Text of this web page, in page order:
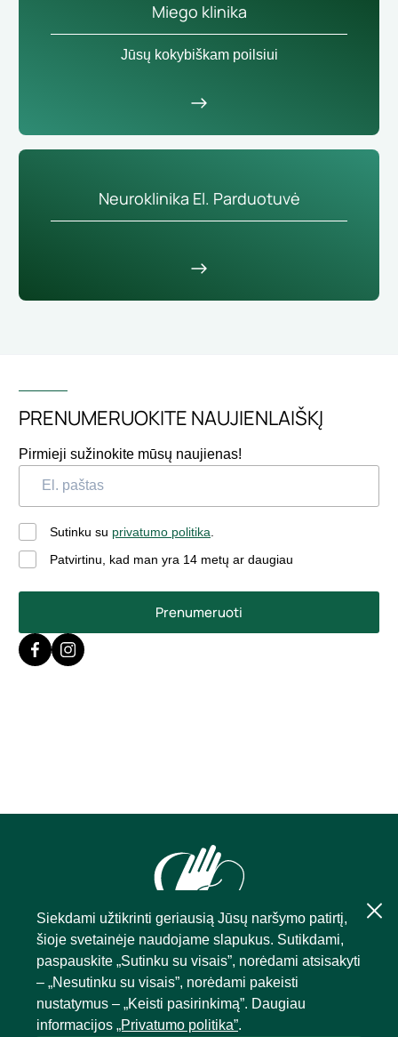
Miego klinika
Jūsų kokybiškam poilsiui
Neuroklinika El. Parduotuvė
PRENUMERUOKITE NAUJIENLAIŠKĮ
Pirmieji sužinokite mūsų naujienas!
Prenumeruoti
Sutinku su privatumo politika.
Patvirtinu, kad man yra 14 metų ar daugiau
Siekdami užtikrinti geriausią Jūsų naršymo patirtį,
šioje svetainėje naudojame slapukus. Sutikdami,
paspauskite „Sutinku su visais”, norėdami atsisakyti
– „Nesutinku su visais”, norėdami pakeisti
nustatymus – „Keisti pasirinkimą”. Daugiau
informacijos „Privatumo politika”.